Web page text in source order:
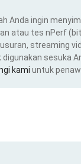
Anda ingin
atau tes nPerf
streaming
digunakan sesuka
kami untuk